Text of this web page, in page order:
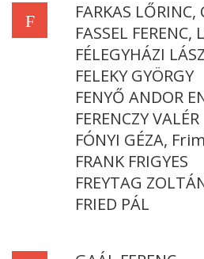
F
FARKAS
FASSEL FERENC,
FÉLEGYHÁZI
FELEKY GYÖRGY
FENYŐ ANDOR
FERENCZY VALÉR
FÓNYI GÉZA,
FRANK FRIGYES
FREYTAG
FRIED PÁL